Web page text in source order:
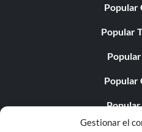
Gestionar el
Popular
Popular
Popular
Popular